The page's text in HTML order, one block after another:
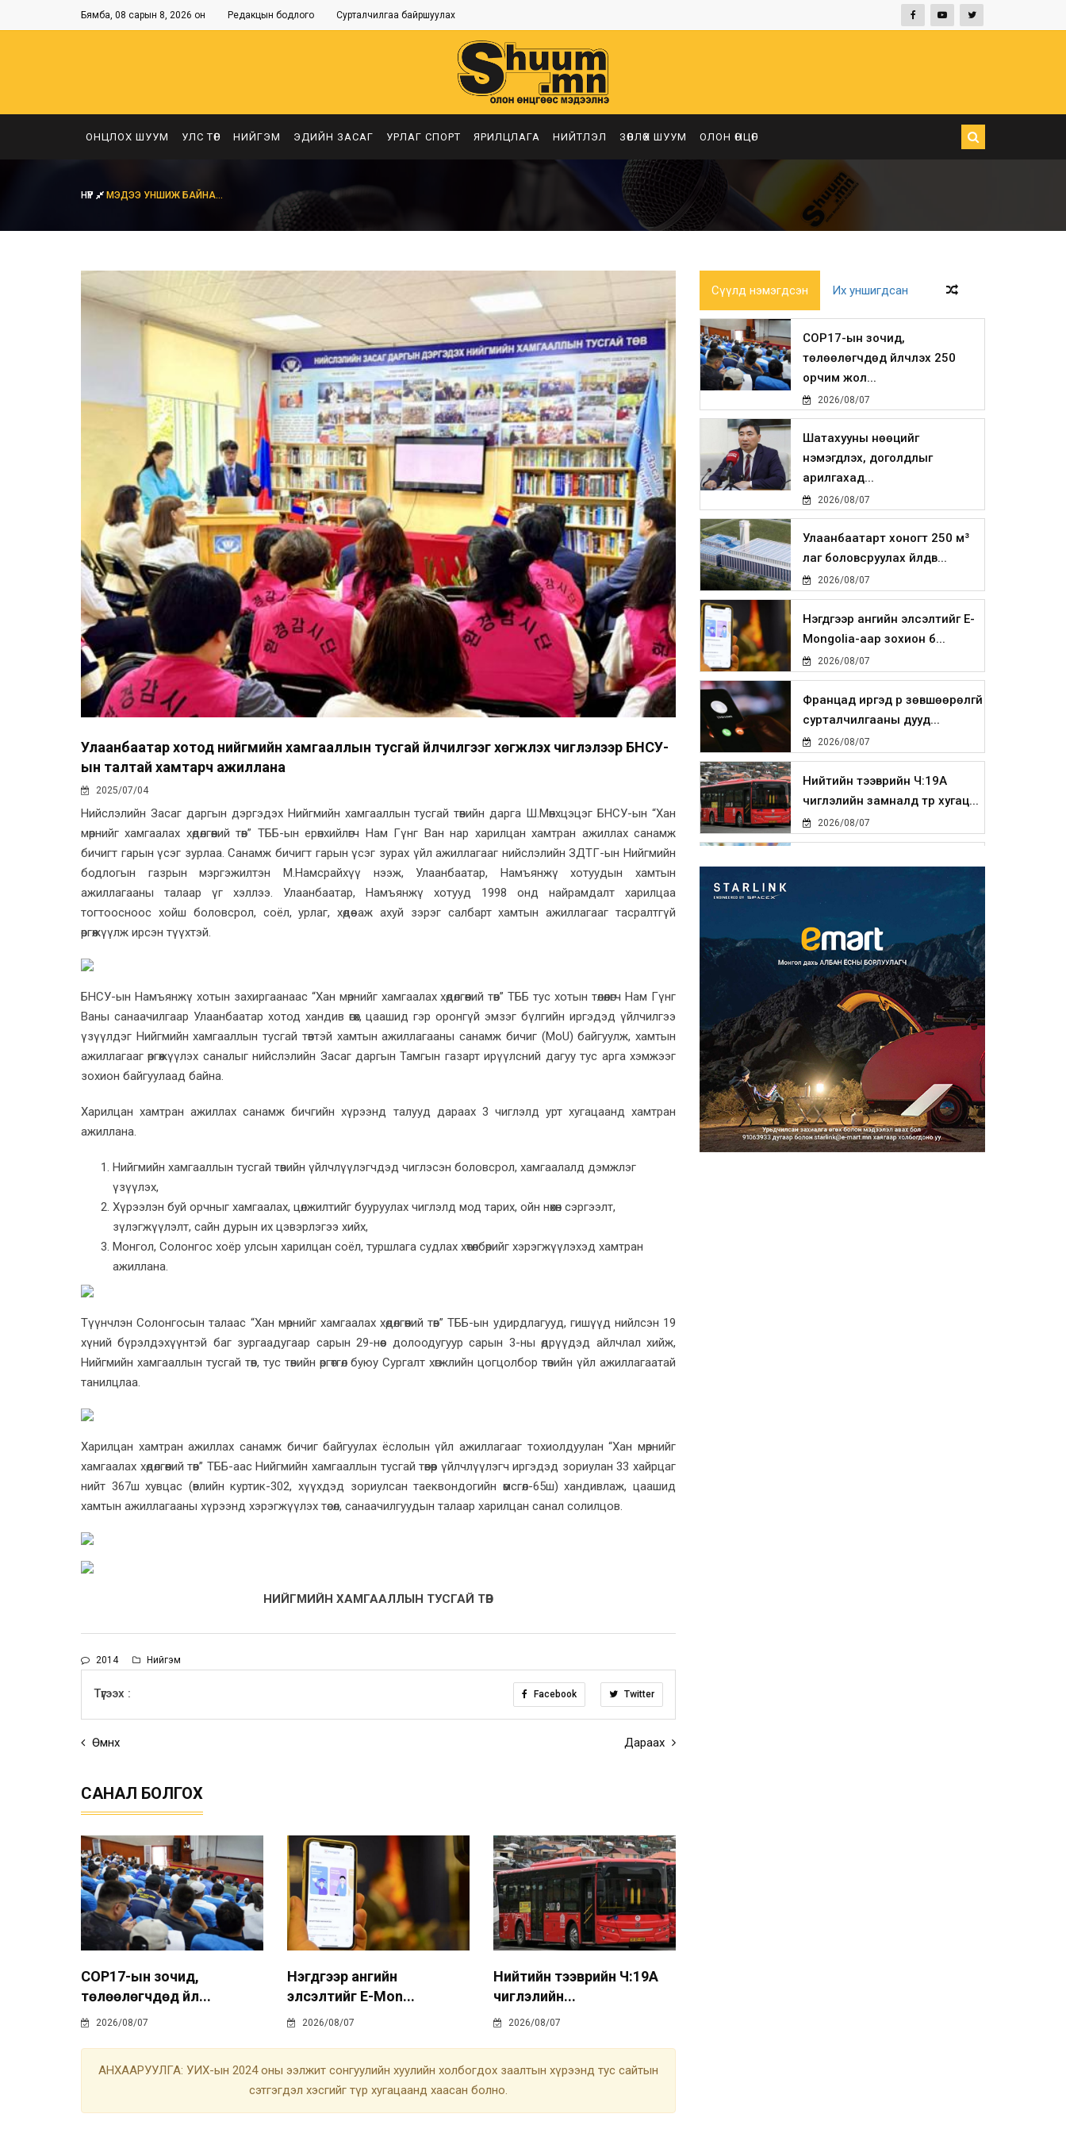
Бямба, 08 сарын 8, 2026 он Редакцын бодлого Сурталчилгаа байршуулах
ОНЦЛОХ ШУУМ УЛС ТӨР НИЙГЭМ ЭДИЙН ЗАСАГ УРЛАГ СПОРТ ЯРИЛЦЛАГА НИЙТЛЭЛ ЗӨВЛӨХ ШУУМ ОЛОН ӨНЦӨГ
НҮҮР МЭДЭЭ УНШИЖ БАЙНА...
Улаанбаатар хотод нийгмийн хамгааллын тусгай үйлчилгээг хөгжүүлэх чиглэлээр БНСУ-
ын талтай хамтарч ажиллана
2025/07/04
Нийслэлийн Засаг даргын дэргэдэх Нийгмийн хамгааллын тусгай төвийн дарга Ш.Мөнхцэцэг БНСУ-ын “Хан
мөрнийг хамгаалах хөдөлгөөний төв” ТББ-ын ерөнхийлөгч Нам Гүнг Ван нар харилцан хамтран ажиллах санамж
бичигт гарын үсэг зурлаа. Санамж бичигт гарын үсэг зурах үйл ажиллагааг нийслэлийн ЗДТГ-ын Нийгмийн
бодлогын газрын мэргэжилтэн М.Намсрайхүү нээж, Улаанбаатар, Намъянжү хотуудын хамтын
ажиллагааны талаар үг хэллээ. Улаанбаатар, Намъянжү хотууд 1998 онд найрамдалт харилцаа
тогтоосноос хойш боловсрол, соёл, урлаг, хөдөө аж ахуй зэрэг салбарт хамтын ажиллагааг тасралтгүй
өргөжүүлж ирсэн түүхтэй.
БНСУ-ын Намъянжү хотын захиргаанаас “Хан мөрнийг хамгаалах хөдөлгөөний төв” ТББ тус хотын төлөөлөгч Нам Гүнг
Ваны санаачилгаар Улаанбаатар хотод хандив өгөх, цаашид гэр оронгүй эмзэг бүлгийн иргэдэд үйлчилгээ
үзүүлдэг Нийгмийн хамгааллын тусгай төвтэй хамтын ажиллагааны санамж бичиг (MoU) байгуулж, хамтын
ажиллагааг өргөжүүлэх саналыг нийслэлийн Засаг даргын Тамгын газарт ирүүлсний дагуу тус арга хэмжээг
зохион байгуулаад байна.
Харилцан хамтран ажиллах санамж бичгийн хүрээнд талууд дараах 3 чиглэлд урт хугацаанд хамтран
ажиллана.
Нийгмийн хамгааллын тусгай төвийн үйлчлүүлэгчдэд чиглэсэн боловсрол, хамгаалалд дэмжлэг
үзүүлэх,
Хүрээлэн буй орчныг хамгаалах, цөлжилтийг бууруулах чиглэлд мод тарих, ойн нөхөн сэргээлт,
зүлэгжүүлэлт, сайн дурын их цэвэрлэгээ хийх,
Монгол, Солонгос хоёр улсын харилцан соёл, туршлага судлах хөтөлбөрийг хэрэгжүүлэхэд хамтран
ажиллана.
Түүнчлэн Солонгосын талаас “Хан мөрнийг хамгаалах хөдөлгөөний төв” ТББ-ын удирдлагууд, гишүүд нийлсэн 19
хүний бүрэлдэхүүнтэй баг зургаадугаар сарын 29-нөөс долоодугуур сарын 3-ны өдрүүдэд айлчлал хийж,
Нийгмийн хамгааллын тусгай төв, тус төвийн өргөтгөл буюу Сургалт хөгжлийн цогцолбор төвийн үйл ажиллагаатай
танилцлаа.
Харилцан хамтран ажиллах санамж бичиг байгуулах ёслолын үйл ажиллагааг тохиолдуулан “Хан мөрнийг
хамгаалах хөдөлгөөний төв” ТББ-аас Нийгмийн хамгааллын тусгай төвөөр үйлчлүүлэгч иргэдэд зориулан 33 хайрцаг
нийт 367ш хувцас (өвлийн куртик-302, хүүхдэд зориулсан таеквондогийн өмсгөл-65ш) хандивлаж, цаашид
хамтын ажиллагааны хүрээнд хэрэгжүүлэх төсөл, санаачилгуудын талаар харилцан санал солилцов.
НИЙГМИЙН ХАМГААЛЛЫН ТУСГАЙ ТӨВ
2014 Нийгэм
Түгээх : Facebook Twitter
Өмнөх Дараах
САНАЛ БОЛГОХ
COP17-ын зочид,
төлөөлөгчдөд үйл...
2026/08/07
Нэгдүгээр ангийн
элсэлтийг E-Mon...
2026/08/07
Нийтийн тээврийн Ч:19А
чиглэлийн...
2026/08/07
АНХААРУУЛГА: УИХ-ын 2024 оны ээлжит сонгуулийн хуулийн холбогдох заалтын хүрээнд тус сайтын
сэтгэгдэл хэсгийг түр хугацаанд хаасан болно.
Сүүлд нэмэгдсэн Их уншигдсан
COP17-ын зочид,
төлөөлөгчдөд үйлчлэх 250
орчим жол...
2026/08/07
Шатахууны нөөцийг
нэмэгдүүлэх, доголдлыг
арилгахад...
2026/08/07
Улаанбаатарт хоногт 250 м³
лаг боловсруулах үйлдв...
2026/08/07
Нэгдүгээр ангийн элсэлтийг E-
Mongolia-аар зохион б...
2026/08/07
Францад иргэд рүү зөвшөөрөлгүй
сурталчилгааны дууд...
2026/08/07
Нийтийн тээврийн Ч:19А
чиглэлийн замналд түр хугац...
2026/08/07
2026/08/07
Улаанбаатарт өдөртөө 30 хэм
дулаан
2026/08/07
Улсын чанартай хатуу
хучилттай авто замын талаас
и...
2026/08/06
Засгийн газар энэ оныг
дуустал санхүүгийн хэмнэлти...